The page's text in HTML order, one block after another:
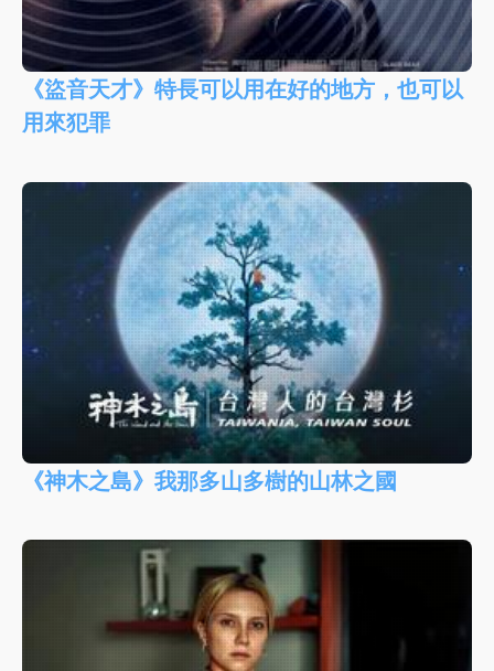
《盜音天才》特長可以用在好的地方，也可以
用來犯罪
《神木之島》我那多山多樹的山林之國